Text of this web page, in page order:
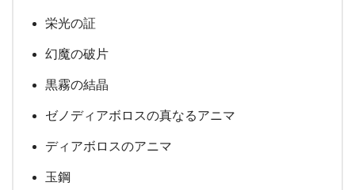
栄光の証
幻魔の破片
黒霧の結晶
ゼノディアボロスの真なるアニマ
ディアボロスのアニマ
玉鋼